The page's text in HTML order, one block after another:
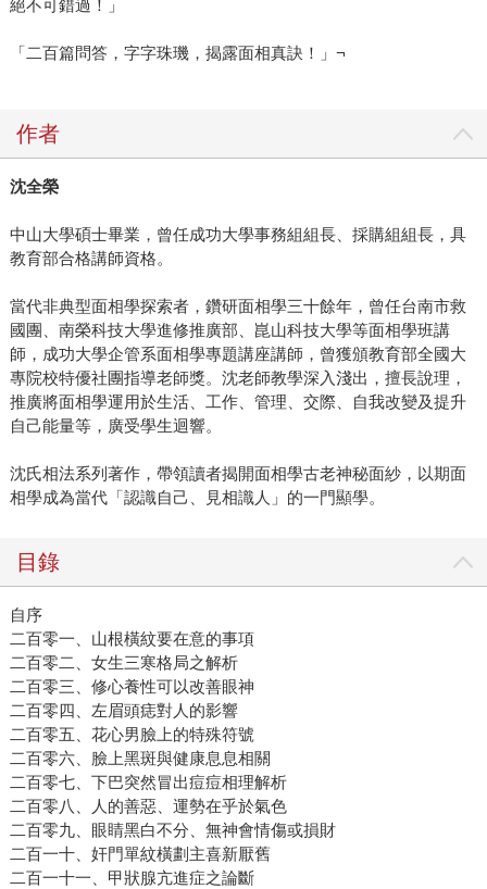
絕不可錯過！」
「二百篇問答，字字珠璣，揭露面相真訣！」¬
作者
沈全榮
中山大學碩士畢業，曾任成功大學事務組組長、採購組組長，具
教育部合格講師資格。
當代非典型面相學探索者，鑽研面相學三十餘年，曾任台南市救
國團、南榮科技大學進修推廣部、崑山科技大學等面相學班講
師，成功大學企管系面相學專題講座講師，曾獲頒教育部全國大
專院校特優社團指導老師獎。沈老師教學深入淺出，擅長說理，
推廣將面相學運用於生活、工作、管理、交際、自我改變及提升
自己能量等，廣受學生迴響。
沈氏相法系列著作，帶領讀者揭開面相學古老神秘面紗，以期面
相學成為當代「認識自己、見相識人」的一門顯學。
目錄
自序
二百零一、山根橫紋要在意的事項
二百零二、女生三寒格局之解析
二百零三、修心養性可以改善眼神
二百零四、左眉頭痣對人的影響
二百零五、花心男臉上的特殊符號
二百零六、臉上黑斑與健康息息相關
二百零七、下巴突然冒出痘痘相理解析
二百零八、人的善惡、運勢在乎於氣色
二百零九、眼睛黑白不分、無神會情傷或損財
二百一十、奸門單紋橫劃主喜新厭舊
二百一十一、甲狀腺亢進症之論斷